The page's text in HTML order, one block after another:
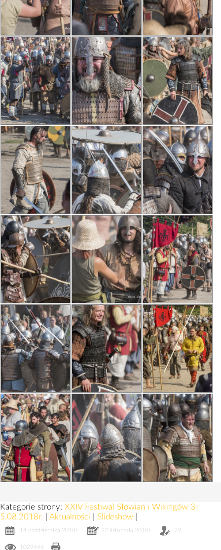
Kategorie strony: XXIV Festiwal Słowian i Wikingów 3-
5.08.2018r.
Aktualności Slideshow
14 października 2018r. 22 listopada 2018r. 29
1029446